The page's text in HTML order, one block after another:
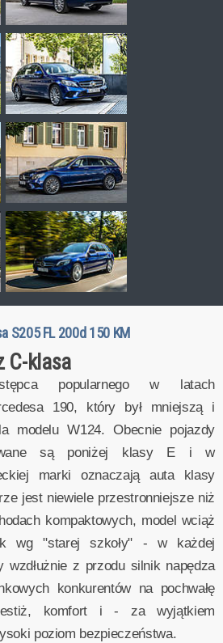
S205 FL 200d 150 KM
C-klasa
popularnego w latach
190, który był mniejszą i
modelu W124. Obecnie pojazdy
są poniżej klasy E i w
marki oznaczają auta klasy
jest niewiele przestronniejsze niż
kompaktowych, model wciąż
wg "starej szkoły" - w każdej
wzdłużnie z przodu silnik napędza
konkurentów na pochwałę
komfort i - za wyjątkiem
poziom bezpieczeństwa.